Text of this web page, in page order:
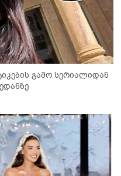
გამო სერიალიდან